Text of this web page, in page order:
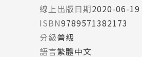
線上出版日期2020-06-19
ISBN9789571382173
分級普級
語言繁體中文